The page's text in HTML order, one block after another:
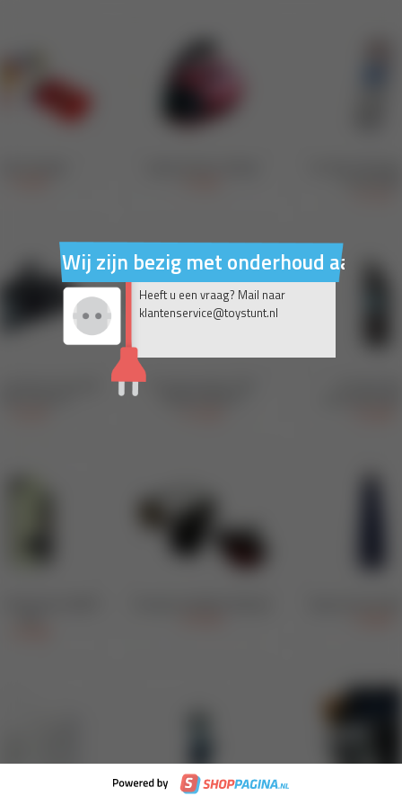
Wij zijn bezig met onderhoud aan
Heeft u een vraag? Mail naar
klantenservice@toystunt.nl